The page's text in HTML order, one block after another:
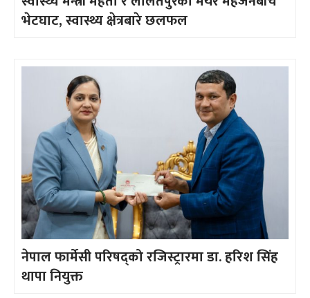
भेटघाट, स्वास्थ्य क्षेत्रबारे छलफल
नेपाल फार्मेसी परिषद्को रजिस्ट्रारमा डा. हरिश सिंह
थापा नियुक्त